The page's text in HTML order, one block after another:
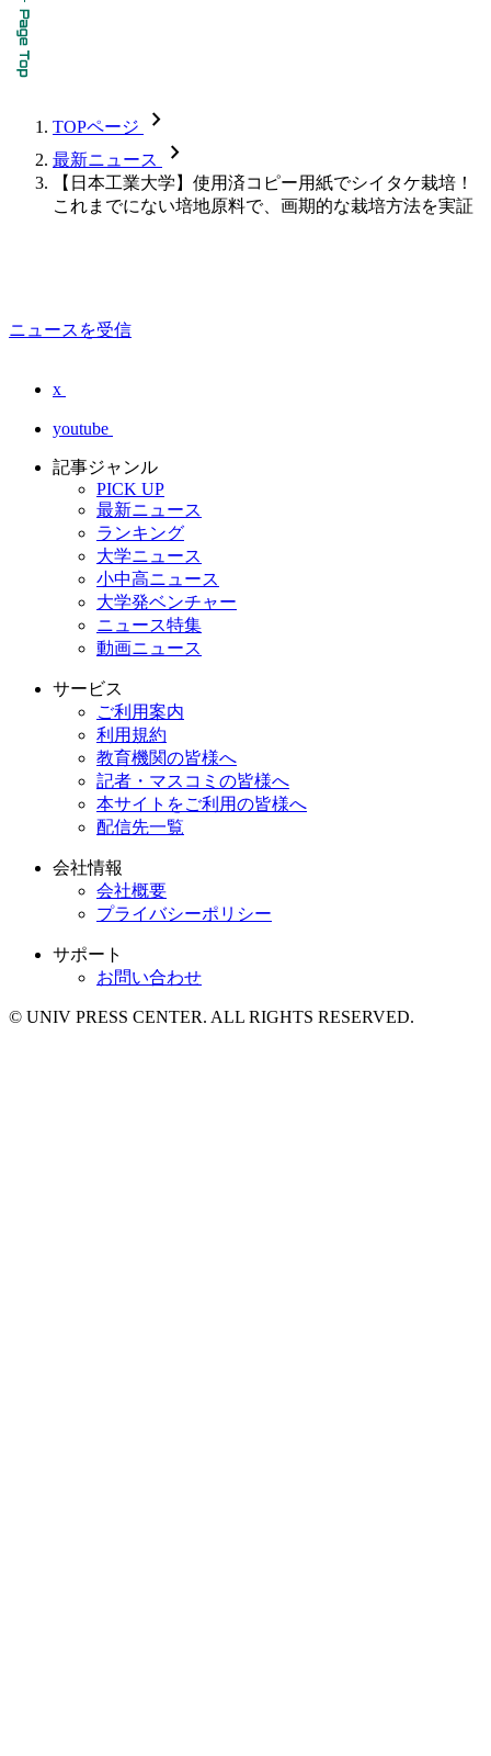
TOPページ chevron_forward
最新ニュース chevron_forward
【日本工業大学】使用済コピー用紙でシイタケ栽培！
これまでにない培地原料で、画期的な栽培方法を実証
ニュースを受信
x
youtube
記事ジャンル
PICK UP
最新ニュース
ランキング
大学ニュース
小中高ニュース
大学発ベンチャー
ニュース特集
動画ニュース
サービス
ご利用案内
利用規約
教育機関の皆様へ
記者・マスコミの皆様へ
本サイトをご利用の皆様へ
配信先一覧
会社情報
会社概要
プライバシーポリシー
サポート
お問い合わせ
© UNIV PRESS CENTER. ALL RIGHTS RESERVED.